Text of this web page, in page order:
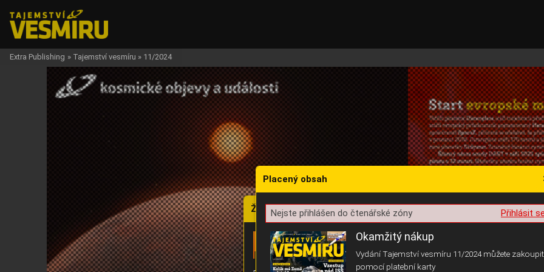
Žádost o souhlas s ukládáním volitelných informací
Extra Publishing » Tajemství vesmíru » 11/2024
Placený obsah
Přihlásit
Nejste přihlášen do čtenářské zóny
Okamžitý nákup
Vydání Tajemství vesmíru 11/2024 můžete zakoupit
pomocí platební karty